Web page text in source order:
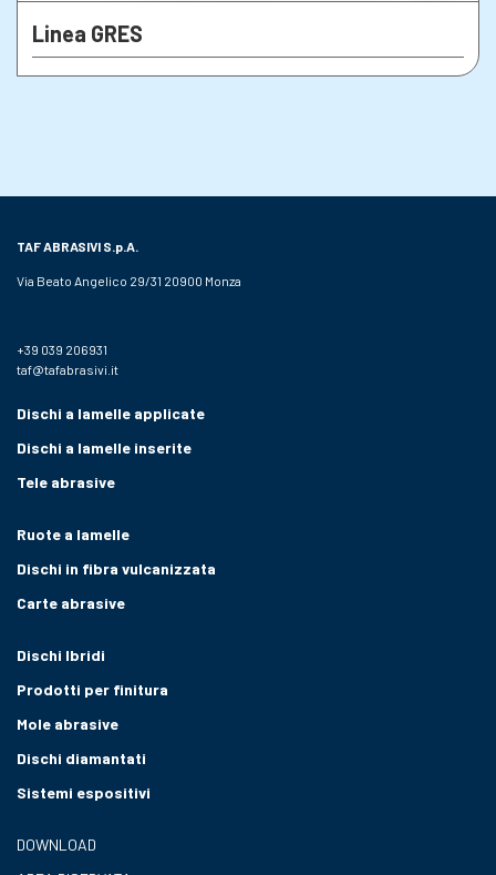
Linea GRES
TAF ABRASIVI S.p.A.
Via Beato Angelico 29/31 20900 Monza
+39 039 206931
taf@tafabrasivi.it
Dischi a lamelle applicate
Dischi a lamelle inserite
Tele abrasive
Ruote a lamelle
Dischi in fibra vulcanizzata
Carte abrasive
Dischi Ibridi
Prodotti per finitura
Mole abrasive
Dischi diamantati
Sistemi espositivi
DOWNLOAD